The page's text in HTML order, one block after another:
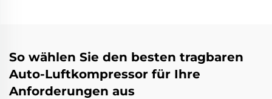
So wählen Sie den besten tragbaren
Auto-Luftkompressor für Ihre
Anforderungen aus